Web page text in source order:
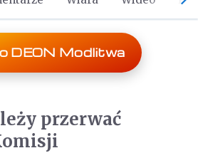
DEON Modlitwa
przerwać